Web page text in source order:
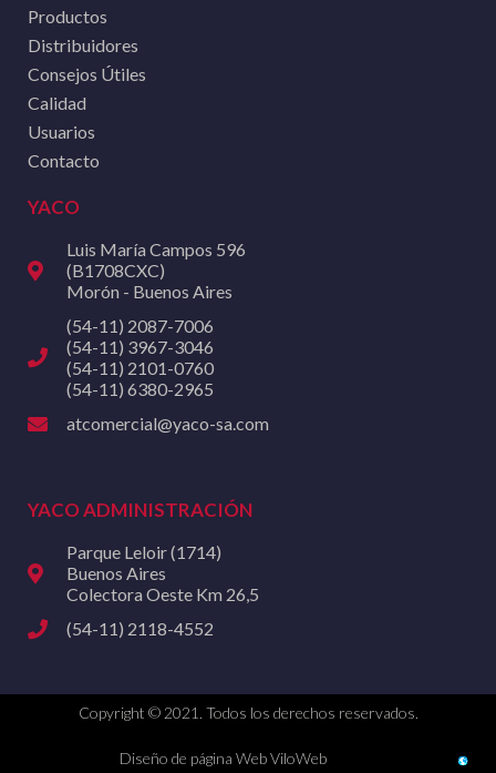
Productos
Distribuidores
Consejos Útiles
Calidad
Usuarios
Contacto
YACO
Luis María Campos 596
(B1708CXC)
Morón - Buenos Aires
(54-11) 2087-7006
(54-11) 3967-3046
(54-11) 2101-0760
(54-11) 6380-2965
atcomercial@yaco-sa.com
YACO ADMINISTRACIÓN
Parque Leloir (1714)
Buenos Aires
Colectora Oeste Km 26,5
(54-11) 2118-4552
Copyright © 2021. Todos los derechos reservados.
Diseño de página Web ViloWeb